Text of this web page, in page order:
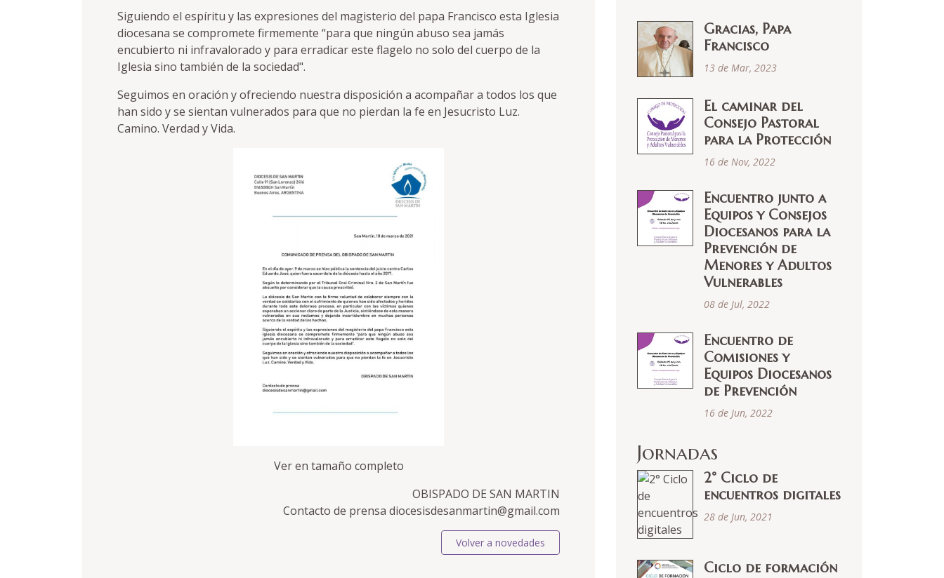
Siguiendo el espíritu y las expresiones del magisterio del papa Francisco esta Iglesia
diocesana se compromete firmemente “para que ningún abuso sea jamás
encubierto ni infravalorado y para erradicar este flagelo no solo del cuerpo de la
Iglesia sino también de la sociedad".
Seguimos en oración y ofreciendo nuestra disposición a acompañar a todos los que
han sido y se sientan vulnerados para que no pierdan la fe en Jesucristo Luz.
Camino. Verdad y Vida.
Ver en tamaño completo
OBISPADO DE SAN MARTIN
Contacto de prensa diocesisdesanmartin@gmail.com
Volver a novedades
Gracias, Papa
Francisco
13 de Mar, 2023
El caminar del
Consejo Pastoral
para la Protección
16 de Nov, 2022
Encuentro junto a
Equipos y Consejos
Diocesanos para la
Prevención de
Menores y Adultos
Vulnerables
08 de Jul, 2022
Encuentro de
Comisiones y
Equipos Diocesanos
de Prevención
16 de Jun, 2022
Jornadas
2° Ciclo de
encuentros digitales
28 de Jun, 2021
Ciclo de formación